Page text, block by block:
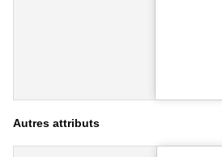
Autres attributs